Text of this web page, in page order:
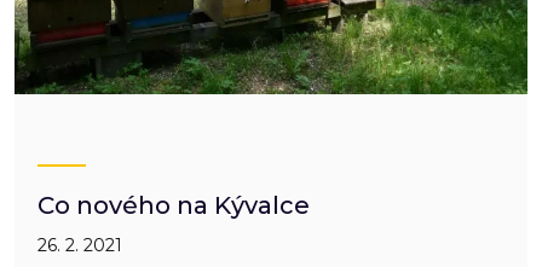
Co nového na Kývalce
26. 2. 2021